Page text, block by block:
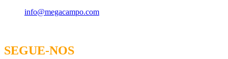
info@megacampo.com
SEGUE-NOS